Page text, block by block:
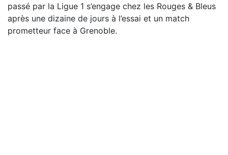
passé par la Ligue 1 s’engage chez les Rouges & Bleus
après une dizaine de jours à l’essai et un match
prometteur face à Grenoble.